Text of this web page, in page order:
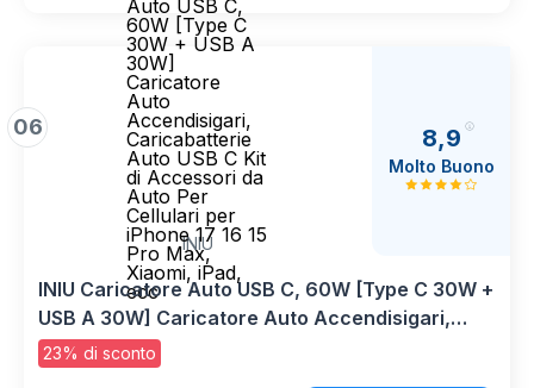
06
Auto USB C,
60W [Type C
30W + USB A
30W]
Caricatore
Auto
Accendisigari,
Caricabatterie
Auto USB C Kit
di Accessori da
Auto Per
Cellulari per
iPhone 17 16 15
Pro Max,
Xiaomi, iPad,
ecc
INIU
8,9
Molto Buono
INIU Caricatore Auto USB C, 60W [Type C 30W +
USB A 30W] Caricatore Auto Accendisigari,
Caricabatterie Auto USB C Kit di Accessori da
Auto Per Cellulari per iPhone 17 16 15 Pro Max,
23% di sconto